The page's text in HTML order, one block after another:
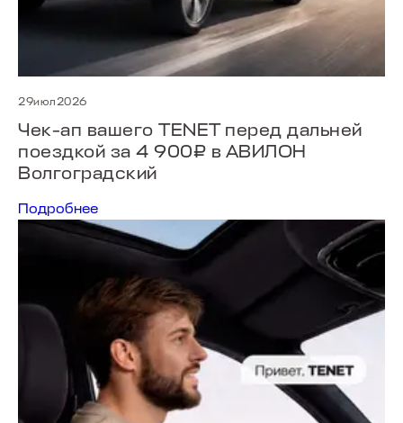
29июл2026
Чек‑ап вашего TENET перед дальней
поездкой за 4 900₽ в АВИЛОН
Волгоградский
Подробнее
ПОИСК ПО САЙТУ
МОДЕЛИ В НАЛИЧИИ